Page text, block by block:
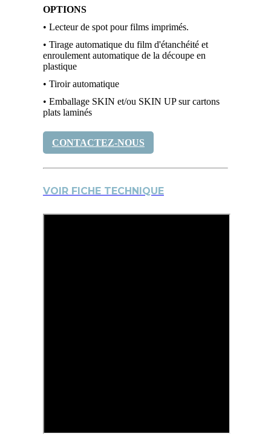
OPTIONS
• Lecteur de spot pour films imprimés.
• Tirage automatique du film d'étanchéité et
enroulement automatique de la découpe en
plastique
• Tiroir automatique
• Emballage SKIN et/ou SKIN UP sur cartons
plats laminés
CONTACTEZ-NOUS
VOIR FICHE TECHNIQUE